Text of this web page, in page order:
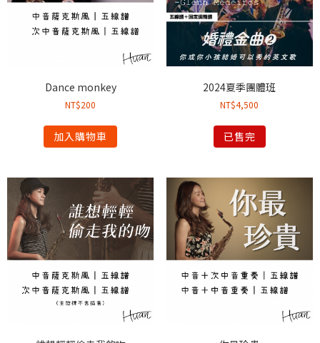
Dance monkey
NT$200
加入購物車
2024夏季團體班
NT$4,500
已售完